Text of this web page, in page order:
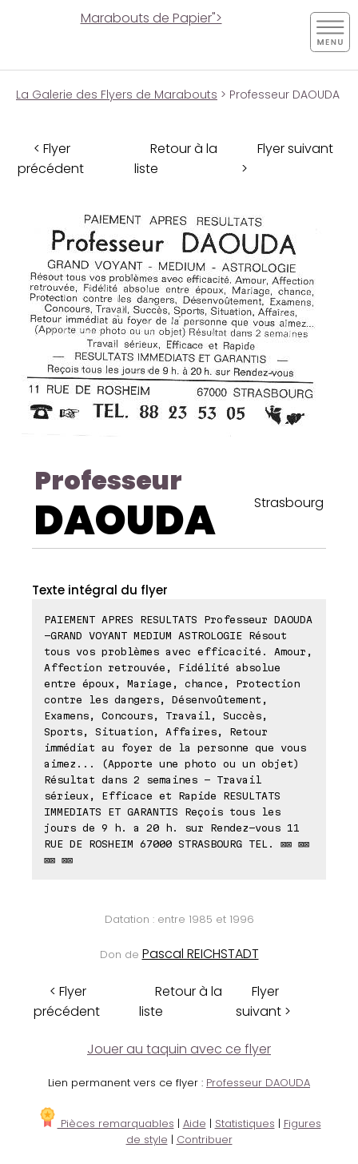
Marabouts de Papier">
La Galerie des Flyers de Marabouts > Professeur DAOUDA
< Flyer
précédent
Retour à la
liste
Flyer suivant
>
Professeur
DAOUDA Strasbourg
Texte intégral du flyer
PAIEMENT APRES RESULTATS Professeur DAOUDA
-GRAND VOYANT MEDIUM ASTROLOGIE Résout
tous vos problèmes avec efficacité. Amour,
Affection retrouvée, Fidélité absolue
entre époux, Mariage, chance, Protection
contre les dangers, Désenvoûtement,
Examens, Concours, Travail, Succès,
Sports, Situation, Affaires, Retour
immédiat au foyer de la personne que vous
aimez... (Apporte une photo ou un objet)
Résultat dans 2 semaines - Travail
sérieux, Efficace et Rapide RESULTATS
IMMEDIATS ET GARANTIS Reçois tous les
jours de 9 h. a 20 h. sur Rendez-vous 11
RUE DE ROSHEIM 67000 STRASBOURG TEL. ⊠⊠ ⊠⊠
⊠⊠ ⊠⊠
Datation : entre 1985 et 1996
Don de Pascal REICHSTADT
< Flyer
précédent
Retour à la
liste
Flyer
suivant >
Jouer au taquin avec ce flyer
Lien permanent vers ce flyer : Professeur DAOUDA
Pièces remarquables | Aide | Statistiques | Figures
de style | Contribuer